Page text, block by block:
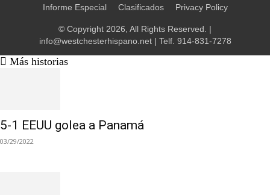
Informe Especial
Clasificados Privacy Policy
© Copyright 2026, All Rights Reserved. |
info@westchesterhispano.net| Telf. 914-831-7278
Más historias
5-1 EEUU golea a Panamá
03/29/2022